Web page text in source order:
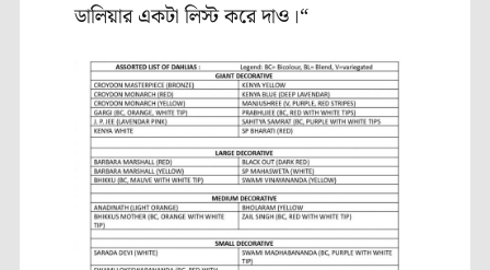
ডালিয়ার একটা লিস্ট করে দাও।“